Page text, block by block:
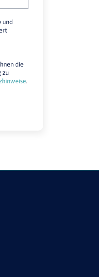
und
die
zu
.